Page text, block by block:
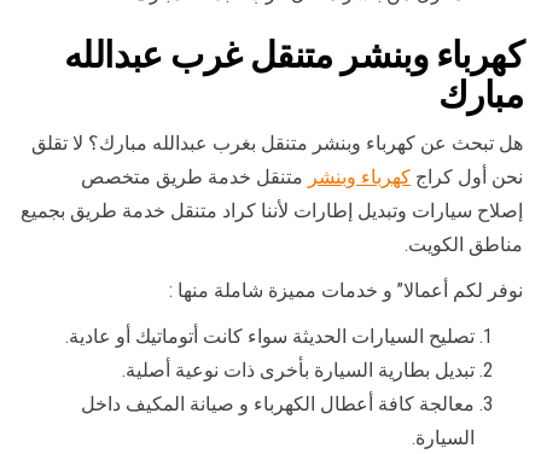
كهرباء وبنشر متنقل غرب عبدالله
مبارك
هل تبحث عن كهرباء وبنشر متنقل بغرب عبدالله مبارك؟ لا تقلق
نحن أول كراج كهرباء وبنشر متنقل خدمة طريق متخصص
إصلاح سيارات وتبديل إطارات لأننا كراد متنقل خدمة طريق بجميع
مناطق الكويت.
نوفر لكم أعمالا” و خدمات مميزة شاملة منها :
تصليح السيارات الحديثة سواء كانت أتوماتيك أو عادية.
تبديل بطارية السيارة بأخرى ذات نوعية أصلية.
معالجة كافة أعطال الكهرباء و صيانة المكيف داخل
السيارة.